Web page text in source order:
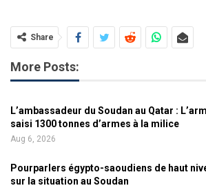
Share
More Posts:
L’ambassadeur du Soudan au Qatar :
saisi 1300 tonnes d’armes à la milice
Aug 6, 2026
Pourparlers égypto-saoudiens de haut
sur la situation au Soudan